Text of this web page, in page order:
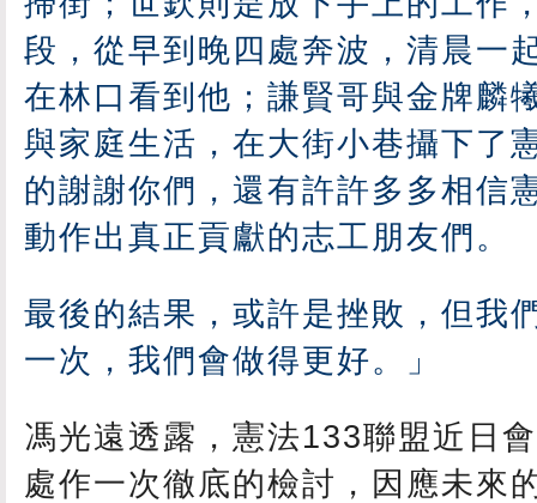
段，從早到晚四處奔波，清晨一
在林口看到他；謙賢哥與金牌麟
與家庭生活，在大街小巷攝下了
的謝謝你們，還有許許多多相信
動作出真正貢獻的志工朋友們。
最後的結果，或許是挫敗，但我
一次，我們會做得更好。」
馮光遠透露，憲法133聯盟近日
處作一次徹底的檢討，因應未來